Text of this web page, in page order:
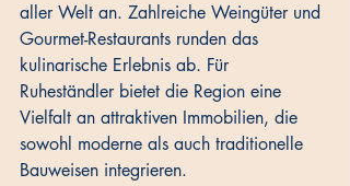
aller Welt an. Zahlreiche Weingüter und
Gourmet-Restaurants runden das
kulinarische Erlebnis ab. Für
Ruheständler bietet die Region eine
Vielfalt an attraktiven Immobilien, die
sowohl moderne als auch traditionelle
Bauweisen integrieren.